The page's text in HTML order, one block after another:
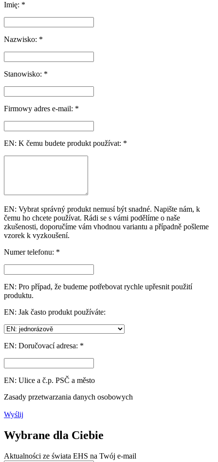
Imię: *
Nazwisko: *
Stanowisko: *
Firmowy adres e-mail: *
EN: K čemu budete produkt používat: *
EN: Vybrat správný produkt nemusí být snadné. Napište nám, k
čemu ho chcete používat. Rádi se s vámi podělíme o naše
zkušenosti, doporučíme vám vhodnou variantu a případně pošleme
vzorek k vyzkoušení.
Numer telefonu: *
EN: Pro případ, že budeme potřebovat rychle upřesnit použití
produktu.
EN: Jak často produkt používáte:
EN: Doručovací adresa: *
EN: Ulice a č.p. PSČ a město
Zasady przetwarzania danych osobowych
Wyślij
Wybrane dla Ciebie
Aktualności ze świata EHS na Twój e-mail